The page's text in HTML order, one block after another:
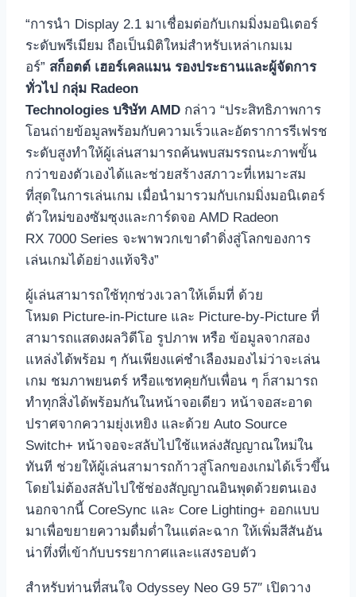
“การนำ Display 2.1 มาเชื่อมต่อกับเกมมิ่งมอนิเตอร์
ระดับพรีเมียม ถือเป็นมิติใหม่สำหรับเหล่าเกมเม
อร์” สก็อตต์ เฮอร์เคลแมน รองประธานและผู้จัดการ
ทั่วไป กลุ่ม Radeon
Technologies บริษัท AMD กล่าว “ประสิทธิภาพการ
โอนถ่ายข้อมูลพร้อมกับความเร็วและอัตราการรีเฟรช
ระดับสูงทำให้ผู้เล่นสามารถค้นพบสมรรถนะภาพขั้น
กว่าของตัวเองได้และช่วยสร้างสภาวะที่เหมาะสม
ที่สุดในการเล่นเกม เมื่อนำมารวมกับเกมมิ่งมอนิเตอร์
ตัวใหม่ของซัมซุงและการ์ดจอ AMD Radeon
RX 7000 Series จะพาพวกเขาดำดิ่งสู่โลกของการ
เล่นเกมได้อย่างแท้จริง”
ผู้เล่นสามารถใช้ทุกช่วงเวลาให้เต็มที่ ด้วย
โหมด Picture-in-Picture และ Picture-by-Picture ที่
สามารถแสดงผลวิดีโอ รูปภาพ หรือ ข้อมูลจากสอง
แหล่งได้พร้อม ๆ กันเพียงแค่ชำเลืองมองไม่ว่าจะเล่น
เกม ชมภาพยนตร์ หรือแชทคุยกับเพื่อน ๆ ก็สามารถ
ทำทุกสิ่งได้พร้อมกันในหน้าจอเดียว หน้าจอสะอาด
ปราศจากความยุ่งเหยิง และด้วย Auto Source
Switch+ หน้าจอจะสลับไปใช้แหล่งสัญญาณใหม่ใน
ทันที ช่วยให้ผู้เล่นสามารถก้าวสู่โลกของเกมได้เร็วขึ้น
โดยไม่ต้องสลับไปใช้ช่องสัญญาณอินพุดด้วยตนเอง
นอกจากนี้ CoreSync และ Core Lighting+ ออกแบบ
มาเพื่อขยายความดื่มด่ำในแต่ละฉาก ให้เพิ่มสีสันอัน
น่าทึ่งที่เข้ากับบรรยากาศและแสงรอบตัว
สำหรับท่านที่สนใจ Odyssey Neo G9 57″ เปิดวาง